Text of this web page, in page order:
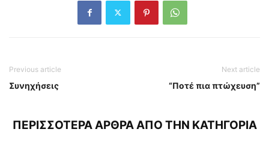
Previous article
Συνηχήσεις
Next article
“Ποτέ πια πτώχευση”
ΠΕΡΙΣΣΟΤΕΡΑ ΑΡΘΡΑ ΑΠΟ ΤΗΝ ΚΑΤΗΓΟΡΙΑ